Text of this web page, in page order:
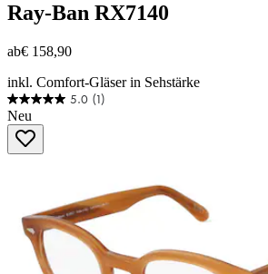
Ray-Ban RX7140
ab€ 158,90
inkl. Comfort-Gläser in Sehstärke
5.0 (1)
5.0
von
Sternen.
Neu